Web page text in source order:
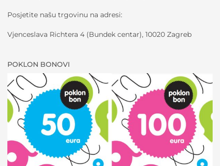
Posjetite našu trgovinu na adresi:
Vjenceslava Richtera 4 (Bundek centar), 10020 Zagreb
POKLON BONOVI